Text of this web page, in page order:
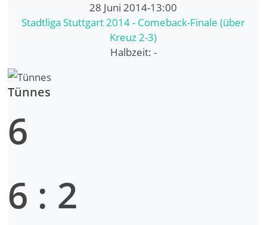
28 Juni 2014-13:00
Stadtliga Stuttgart 2014 - Comeback-Finale (über
Kreuz 2-3)
Halbzeit: -
Tünnes
6
6 : 2